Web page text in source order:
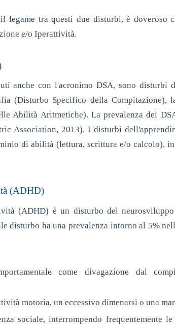
legame tra questi due disturbi, è doveroso
e/o Iperattività.
anche con l'acronimo DSA, sono disturbi
(Disturbo Specifico della Compitazione),
Abilità Aritmetiche). La prevalenza dei
Association, 2013). I disturbi
di abilità (lettura, scrittura e/o calcolo),
(ADHD)
(ADHD) è un disturbo del neurosviluppo
disturbo ha una prevalenza intorno al 5%
come divagazione dal
motoria, un eccessivo dimenarsi o una
sociale, interrompendo frequentemente